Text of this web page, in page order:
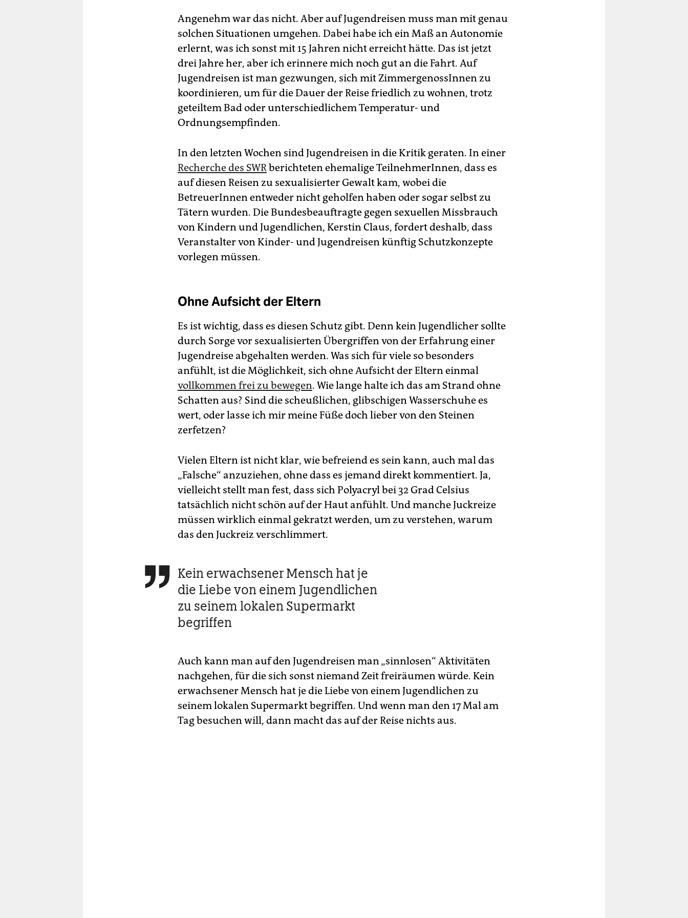
Angenehm war das nicht. Aber auf Jugendreisen muss man mit genau
solchen Situationen umgehen. Dabei habe ich ein Maß an Autonomie
erlernt, was ich sonst mit 15 Jahren nicht erreicht hätte. Das ist jetzt
drei Jahre her, aber ich erinnere mich noch gut an die Fahrt. Auf
Jugendreisen ist man gezwungen, sich mit ZimmergenossInnen zu
koordinieren, um für die Dauer der Reise friedlich zu wohnen, trotz
geteiltem Bad oder unterschiedlichem Temperatur- und
Ordnungsempfinden.
In den letzten Wochen sind Jugendreisen in die Kritik geraten. In einer
Recherche des SWRberichteten ehemalige TeilnehmerInnen, dass es
auf diesen Reisen zu sexualisierter Gewalt kam, wobei die
BetreuerInnen entweder nicht geholfen haben oder sogar selbst zu
Tätern wurden. Die Bundesbeauftragte gegen sexuellen Missbrauch
von Kindern und Jugendlichen, Kerstin Claus, fordert deshalb, dass
Veranstalter von Kinder- und Jugendreisen künftig Schutzkonzepte
vorlegen müssen.
Ohne Aufsicht der Eltern
Es ist wichtig, dass es diesen Schutz gibt. Denn kein Jugendlicher sollte
durch Sorge vor sexualisierten Übergriffen von der Erfahrung einer
Jugendreise abgehalten werden. Was sich für viele so besonders
anfühlt, ist die Möglichkeit, sich ohne Aufsicht der Eltern einmal
vollkommen frei zu bewegen. Wie lange halte ich das am Strand ohne
Schatten aus? Sind die scheußlichen, glibschigen Wasserschuhe es
wert, oder lasse ich mir meine Füße doch lieber von den Steinen
zerfetzen?
Vielen Eltern ist nicht klar, wie befreiend es sein kann, auch mal das
„Falsche“ anzuziehen, ohne dass es jemand direkt kommentiert. Ja,
vielleicht stellt man fest, dass sich Polyacryl bei 32 Grad Celsius
tatsächlich nicht schön auf der Haut anfühlt. Und manche Juckreize
müssen wirklich einmal gekratzt werden, um zu verstehen, warum
das den Juckreiz verschlimmert.
 Kein erwachsener Mensch hat je
die Liebe von einem Jugendlichen
zu seinem lokalen Supermarkt
begriffen
Auch kann man auf den Jugendreisen man „sinnlosen“ Aktivitäten
nachgehen, für die sich sonst niemand Zeit freiräumen würde. Kein
erwachsener Mensch hat je die Liebe von einem Jugendlichen zu
seinem lokalen Supermarkt begriffen. Und wenn man den 17 Mal am
Tag besuchen will, dann macht das auf der Reise nichts aus.